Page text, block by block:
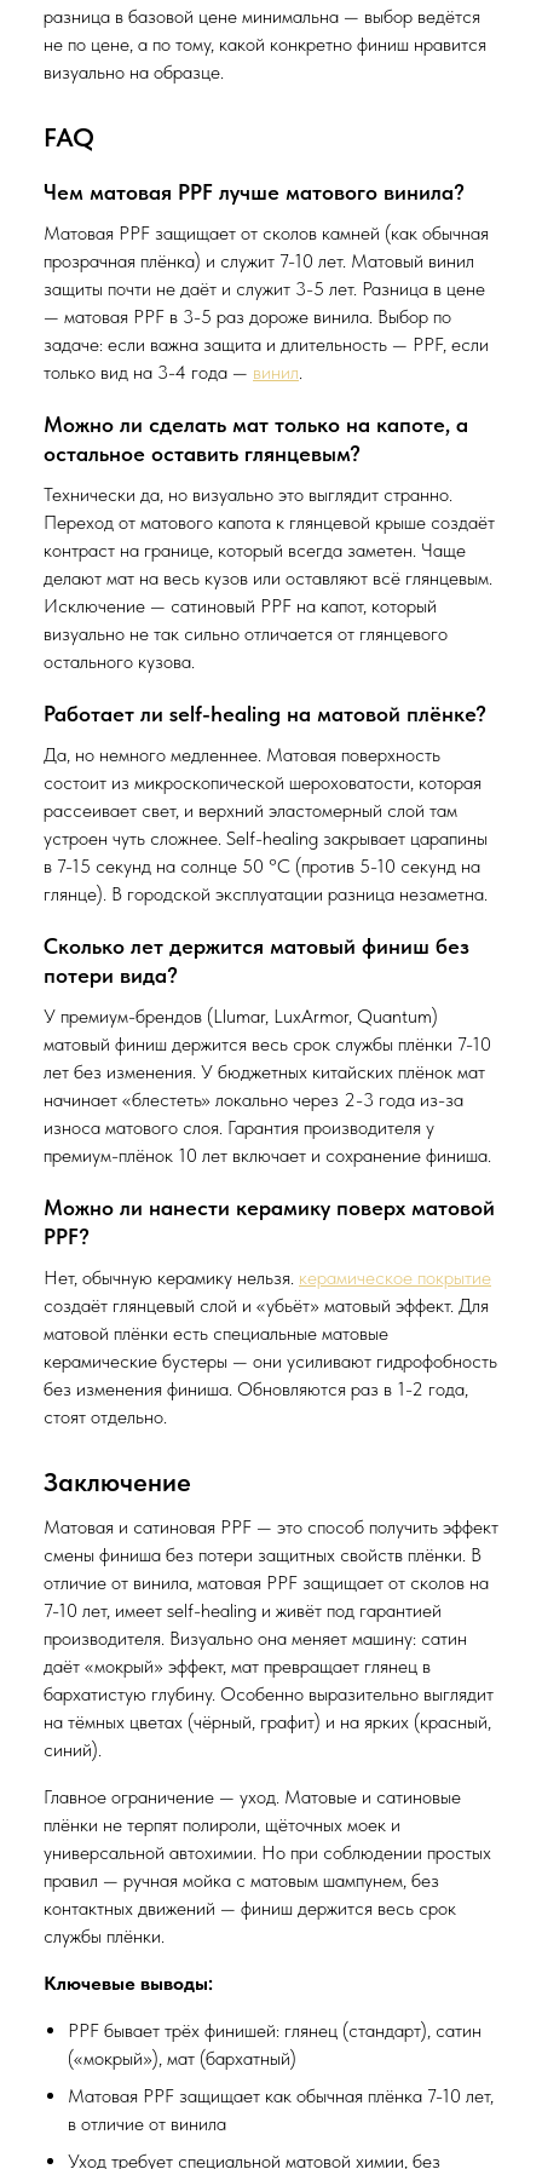
разница в базовой цене минимальна — выбор ведётся
не по цене, а по тому, какой конкретно финиш нравится
визуально на образце.
FAQ
Чем матовая PPF лучше матового винила?
Матовая PPF защищает от сколов камней (как обычная
прозрачная плёнка) и служит 7-10 лет. Матовый винил
защиты почти не даёт и служит 3-5 лет. Разница в цене
— матовая PPF в 3-5 раз дороже винила. Выбор по
задаче: если важна защита и длительность — PPF, если
только вид на 3-4 года — винил.
Можно ли сделать мат только на капоте, а
остальное оставить глянцевым?
Технически да, но визуально это выглядит странно.
Переход от матового капота к глянцевой крыше создаёт
контраст на границе, который всегда заметен. Чаще
делают мат на весь кузов или оставляют всё глянцевым.
Исключение — сатиновый PPF на капот, который
визуально не так сильно отличается от глянцевого
остального кузова.
Работает ли self-healing на матовой плёнке?
Да, но немного медленнее. Матовая поверхность
состоит из микроскопической шероховатости, которая
рассеивает свет, и верхний эластомерный слой там
устроен чуть сложнее. Self-healing закрывает царапины
в 7-15 секунд на солнце 50 °C (против 5-10 секунд на
глянце). В городской эксплуатации разница незаметна.
Сколько лет держится матовый финиш без
потери вида?
У премиум-брендов (Llumar, LuxArmor, Quantum)
матовый финиш держится весь срок службы плёнки 7-10
лет без изменения. У бюджетных китайских плёнок мат
начинает «блестеть» локально через 2-3 года из-за
износа матового слоя. Гарантия производителя у
премиум-плёнок 10 лет включает и сохранение финиша.
Можно ли нанести керамику поверх матовой
PPF?
Нет, обычную керамику нельзя. керамическое покрытие
создаёт глянцевый слой и «убьёт» матовый эффект. Для
матовой плёнки есть специальные матовые
керамические бустеры — они усиливают гидрофобность
без изменения финиша. Обновляются раз в 1-2 года,
стоят отдельно.
Заключение
Матовая и сатиновая PPF — это способ получить эффект
смены финиша без потери защитных свойств плёнки. В
отличие от винила, матовая PPF защищает от сколов на
7-10 лет, имеет self-healing и живёт под гарантией
производителя. Визуально она меняет машину: сатин
даёт «мокрый» эффект, мат превращает глянец в
бархатистую глубину. Особенно выразительно выглядит
на тёмных цветах (чёрный, графит) и на ярких (красный,
синий).
Главное ограничение — уход. Матовые и сатиновые
плёнки не терпят полироли, щёточных моек и
универсальной автохимии. Но при соблюдении простых
правил — ручная мойка с матовым шампунем, без
контактных движений — финиш держится весь срок
службы плёнки.
Ключевые выводы:
PPF бывает трёх финишей: глянец (стандарт), сатин
(«мокрый»), мат (бархатный)
Матовая PPF защищает как обычная плёнка 7-10 лет,
в отличие от винила
Уход требует специальной матовой химии, без